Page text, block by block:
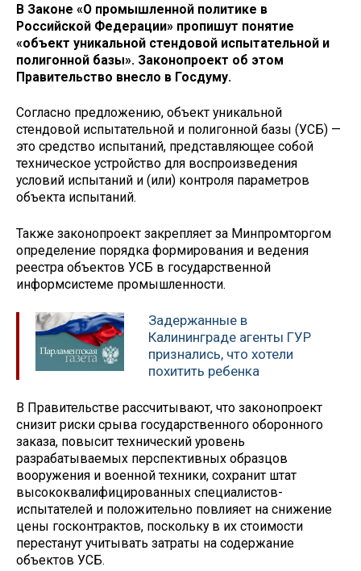
В Законе «О промышленной политике в
Российской Федерации» пропишут понятие
«объект уникальной стендовой испытательной и
полигонной базы». Законопроект об этом
Правительство внесло в Госдуму.
Согласно предложению, объект уникальной
стендовой испытательной и полигонной базы (УСБ) —
это средство испытаний, представляющее собой
техническое устройство для воспроизведения
условий испытаний и (или) контроля параметров
объекта испытаний.
Также законопроект закрепляет за Минпромторгом
определение порядка формирования и ведения
реестра объектов УСБ в государственной
информсистеме промышленности.
Задержанные в
Калининграде агенты ГУР
признались, что хотели
похитить ребенка
В Правительстве рассчитывают, что законопроект
снизит риски срыва государственного оборонного
заказа, повысит технический уровень
разрабатываемых перспективных образцов
вооружения и военной техники, сохранит штат
высококвалифицированных специалистов-
испытателей и положительно повлияет на снижение
цены госконтрактов, поскольку в их стоимости
перестанут учитывать затраты на содержание
объектов УСБ.